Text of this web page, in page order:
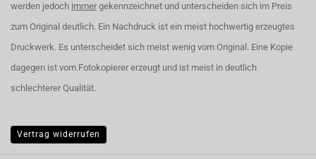
werden jedoch immer gekennzeichnet und unterscheiden sich im Preis
zum Original deutlich. Ein Nachdruck ist ein meist hochwertig erzeugtes
Druckwerk. Es unterscheidet sich meist wenig vom Original. Eine Kopie
dagegen ist vom Fotokopierer erzeugt und ist meist in deutlich
schlechterer Qualität.
Vertrag widerrufen